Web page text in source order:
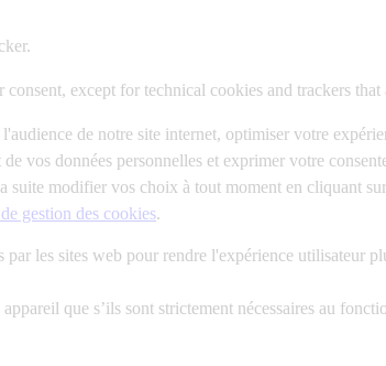
except for technical cookies and trackers
de notre site internet, optimiser votre
vos données personnelles et exprimer votre
suite modifier vos choix à tout moment en cliquant
gestion des cookies.
les sites web pour rendre l'expérience utilisateur
que s’ils sont strictement nécessaires au